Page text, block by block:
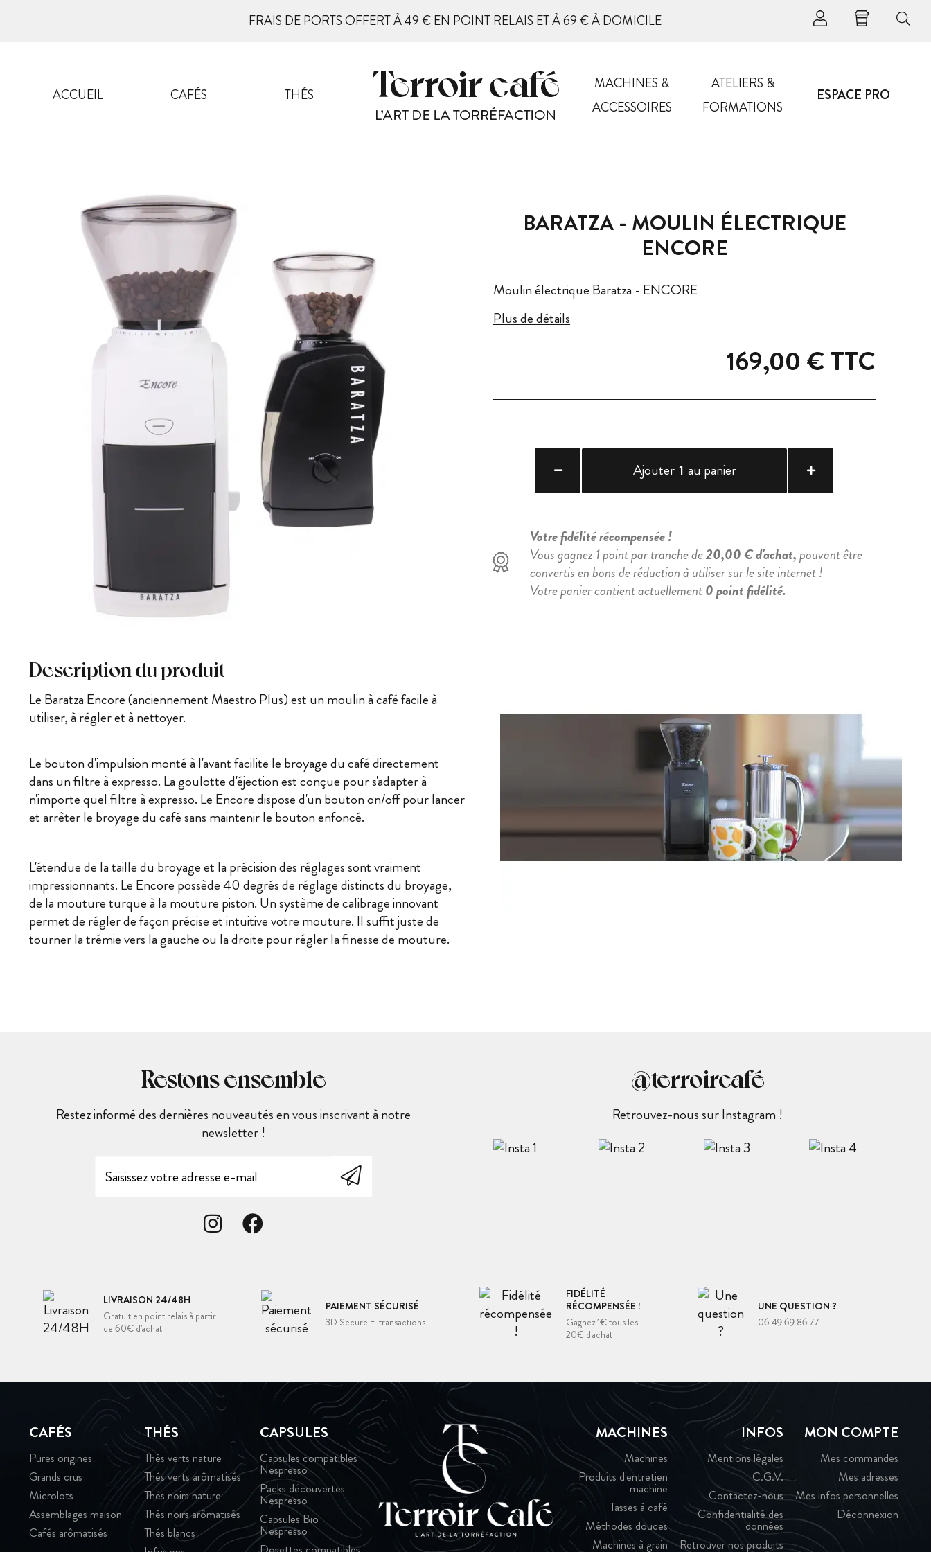
FRAIS DE PORTS OFFERT À 49 € EN POINT RELAIS ET À 69 € À DOMICILE
ACCUEIL CAFÉS THÉS
MACHINES &
ACCESSOIRES
ATELIERS &
FORMATIONS
ESPACE PRO
BARATZA - MOULIN ÉLECTRIQUE
ENCORE
Moulin électrique Baratza - ENCORE
Plus de détails
169,00 €TTC
Ajouter 1 au panier
Votre fidélité récompensée !
Vous gagnez 1 point par tranche de20,00 € d'achat,pouvant être
convertis en bons de réduction à utiliser sur le site internet !
Votre panier contient actuellement0 point fidélité.
Description du produit
Le Baratza Encore (anciennement Maestro Plus) est un moulin à café facile à
utiliser, à régler et à nettoyer.
Le bouton d'impulsion monté à l'avant facilite le broyage du café directement
dans un filtre à expresso. La goulotte d'éjection est conçue pour s'adapter à
n'importe quel filtre à expresso. Le Encore dispose d'un bouton on/off pour lancer
et arrêter le broyage du café sans maintenir le bouton enfoncé.
L'étendue de la taille du broyage et la précision des réglages sont vraiment
impressionnants. Le Encore possède 40 degrés de réglage distincts du broyage,
de la mouture turque à la mouture piston. Un système de calibrage innovant
permet de régler de façon précise et intuitive votre mouture. Il suffit juste de
tourner la trémie vers la gauche ou la droite pour régler la finesse de mouture.
Restons ensemble
Restez informé des dernières nouveautés en vous inscrivant à notre
newsletter !
@terroircafé
Retrouvez-nous sur Instagram !
LIVRAISON 24/48H
Gratuit en point relais à partir
de 60€ d'achat
PAIEMENT SÉCURISÉ
3D Secure E-transactions
FIDÉLITÉ
RÉCOMPENSÉE !
Gagnez 1€ tous les
20€ d'achat
UNE QUESTION ?
06 49 69 86 77
CAFÉS
Pures origines
Grands crus
Microlots
Assemblages maison
Cafés arômatisés
THÉS
Thés verts nature
Thés verts arômatisés
Thés noirs nature
Thés noirs arômatisés
Thés blancs
CAPSULES
Capsules compatibles
Nespresso
Packs découvertes
Nespresso
Capsules Bio
Nespresso
MACHINES
Machines
Produits d'entretien
machine
Tasses à café
Méthodes douces
Machines à grain
INFOS
Mentions légales
C.G.V.
Contactez-nous
Confidentialité des
données
Retrouver nos produits
MON COMPTE
Mes commandes
Mes adresses
Mes infos personnelles
Déconnexion